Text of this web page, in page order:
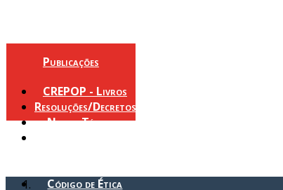
Publicações
CREPOP - Livros
Resoluções/Decretos
Notas Técnicas
Código de Ética